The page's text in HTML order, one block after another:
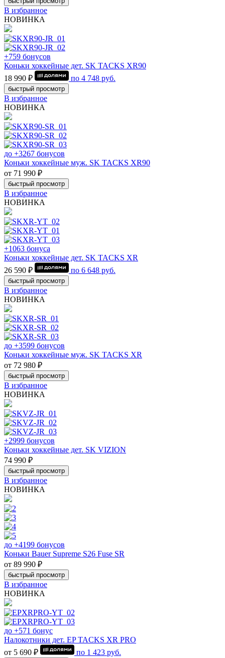
В избранное
НОВИНКА
+759 бонусов
Коньки хоккейные дет. SK TACKS XR90
18 990 ₽
по 4 748 руб.
быстрый просмотр
В избранное
НОВИНКА
до +3267 бонусов
Коньки хоккейные муж. SK TACKS XR90
от 71 990 ₽
быстрый просмотр
В избранное
НОВИНКА
+1063 бонуса
Коньки хоккейные дет. SK TACKS XR
26 590 ₽
по 6 648 руб.
быстрый просмотр
В избранное
НОВИНКА
до +3599 бонусов
Коньки хоккейные муж. SK TACKS XR
от 72 980 ₽
быстрый просмотр
В избранное
НОВИНКА
+2999 бонусов
Коньки хоккейные дет. SK VIZION
74 990 ₽
быстрый просмотр
В избранное
НОВИНКА
до +4199 бонусов
Коньки Bauer Supreme S26 Fuse SR
от 89 990 ₽
быстрый просмотр
В избранное
НОВИНКА
до +571 бонус
Налокотники дет. EP TACKS XR PRO
от 5 690 ₽
по 1 423 руб.